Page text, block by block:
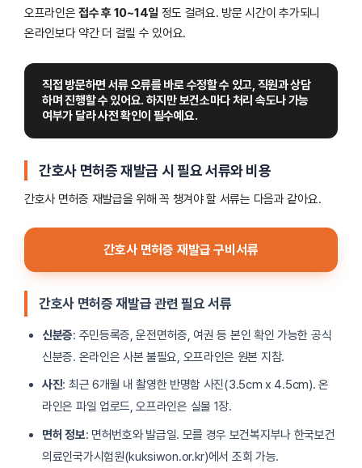
오프라인은접수 후 10~14일 정도 걸려요. 방문 시간이 추가되니
온라인보다 약간 더 걸릴 수 있어요.
직접 방문하면 서류 오류를 바로 수정할 수 있고, 직원과 상담
하며 진행할 수 있어요. 하지만 보건소마다 처리 속도나 가능
여부가 달라 사전 확인이 필수예요.
간호사 면허증 재발급 시 필요 서류와 비용
간호사 면허증 재발급을 위해 꼭 챙겨야 할 서류는 다음과 같아요.
간호사 면허증 재발급 구비서류
간호사 면허증 재발급 관련 필요 서류
신분증: 주민등록증, 운전면허증, 여권 등 본인 확인 가능한 공식
신분증. 온라인은 사본 불필요, 오프라인은 원본 지참.
사진: 최근 6개월 내 촬영한 반명함 사진(3.5cm x 4.5cm). 온
라인은 파일 업로드, 오프라인은 실물 1장.
면허 정보: 면허번호와 발급일. 모를 경우 보건복지부나 한국보건
의료인국가시험원(kuksiwon.or.kr)에서 조회 가능.